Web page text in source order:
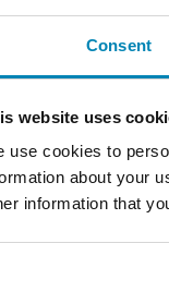
Consent
website uses
use cookies to
about your
information that
som är
och villkor.